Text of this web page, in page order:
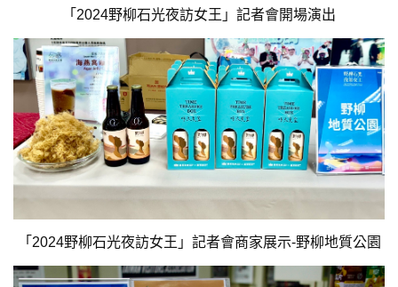
「2024野柳石光夜訪女王」記者會開場演出
「2024野柳石光夜訪女王」記者會商家展示-野柳地質公園